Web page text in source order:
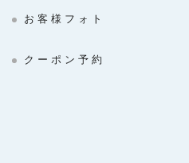
お客様フォト
クーポン予約